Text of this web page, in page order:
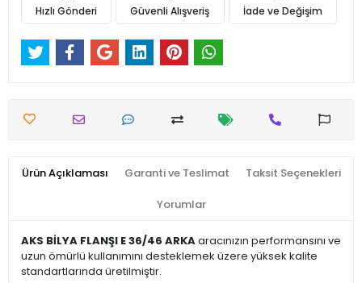
Hızlı Gönderi Güvenli Alışveriş İade ve Değişim
Ürün Açıklaması Garanti ve Teslimat Taksit Seçenekleri
Yorumlar
AKS BİLYA FLANŞI E 36/46 ARKAaracınızın performansını ve
uzun ömürlü kullanımını desteklemek üzere yüksek kalite
standartlarında üretilmiştir.